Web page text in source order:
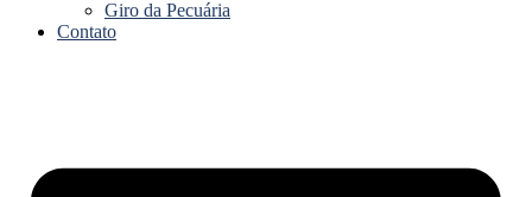
Giro da Pecuária
Contato